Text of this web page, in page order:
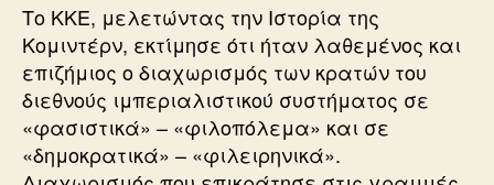
Το ΚΚΕ, μελετώντας την Ιστορία της
Κομιντέρν, εκτίμησε ότι ήταν λαθεμένος και
επιζήμιος ο διαχωρισμός των κρατών του
διεθνούς ιμπεριαλιστικού συστήματος σε
«φασιστικά» – «φιλοπόλεμα» και σε
«δημοκρατικά» – «φιλειρηνικά».